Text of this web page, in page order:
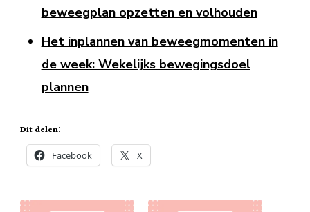
beweegplan opzetten en volhouden
Het inplannen van beweegmomenten in
de week: Wekelijks bewegingsdoel
plannen
Dit delen:
Facebook X